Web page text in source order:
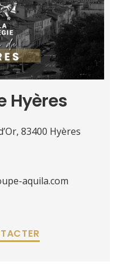
Hyères
83400 Hyères
aquila.com